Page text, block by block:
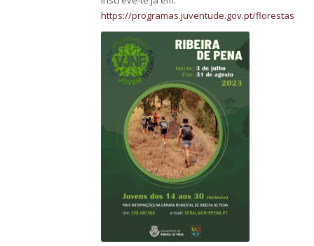
https://programas.juventude.gov.pt/florestas